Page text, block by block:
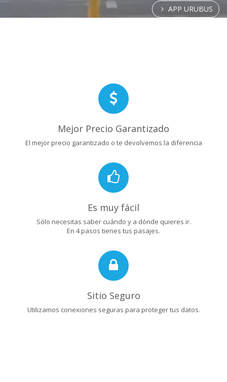
APP URUBUS
Mejor Precio Garantizado
El mejor precio garantizado o te devolvemos la diferencia
Es muy fácil
Sólo necesitas saber cuándo y a dónde quieres ir.
En 4 pasos tienes tus pasajes.
Sitio Seguro
Utilizamos conexiones seguras para proteger tus datos.